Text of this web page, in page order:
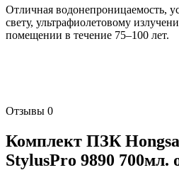
Отличная водонепроницаемость,
свету, ультрафиолетовому
помещении в течение 75–100 лет.
Отзывы 0
Комплект ПЗК
StylusPro 9890 700мл.